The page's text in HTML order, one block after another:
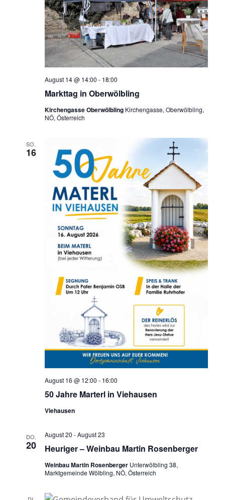
Markttag in Oberwölbling
August 14 @ 14:00 - 18:00
Kirchengasse Oberwölbling Kirchengasse, Oberwölbling,
NÖ, Österreich
SO.
16
50 Jahre Marterl in Viehausen
August 16 @ 12:00 - 16:00
Viehausen
DO.
20 Heuriger – Weinbau Martin Rosenberger
August 20 -August 23
Weinbau Martin Rosenberger Unterwölbling 38,
Marktgemeinde Wölbling, NÖ, Österreich